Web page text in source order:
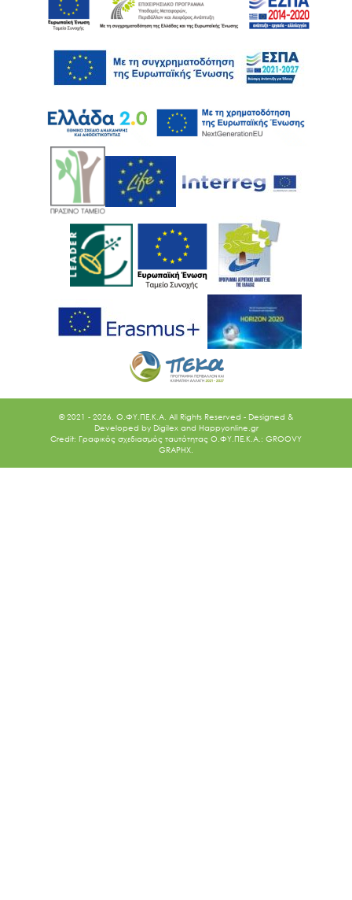
© 2021 - 2026. O.ΦΥ.ΠΕ.Κ.Α. All Rights Reserved - Designed &
Developed by Digilex and Happyonline.gr
Credit: Γραφικός σχεδιασμός ταυτότητας Ο.ΦΥ.ΠΕ.Κ.Α.: GROOVY
GRAPHX.